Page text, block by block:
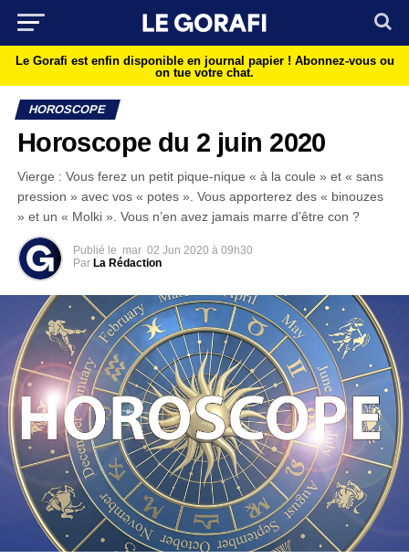
Le Gorafi est enfin disponible en journal papier ! Abonnez-vous ou
on tue votre chat.
HOROSCOPE
Horoscope du 2 juin 2020
Vierge : Vous ferez un petit pique-nique « à la coule » et « sans
pression » avec vos « potes ». Vous apporterez des « binouzes
» et un « Molki ». Vous n’en avez jamais marre d’être con ?
Publié le mar 02 Jun 2020 à 09h30
Par La Rédaction